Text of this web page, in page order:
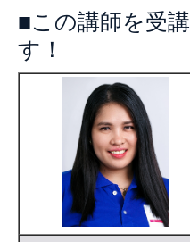
■この講師を受
す！